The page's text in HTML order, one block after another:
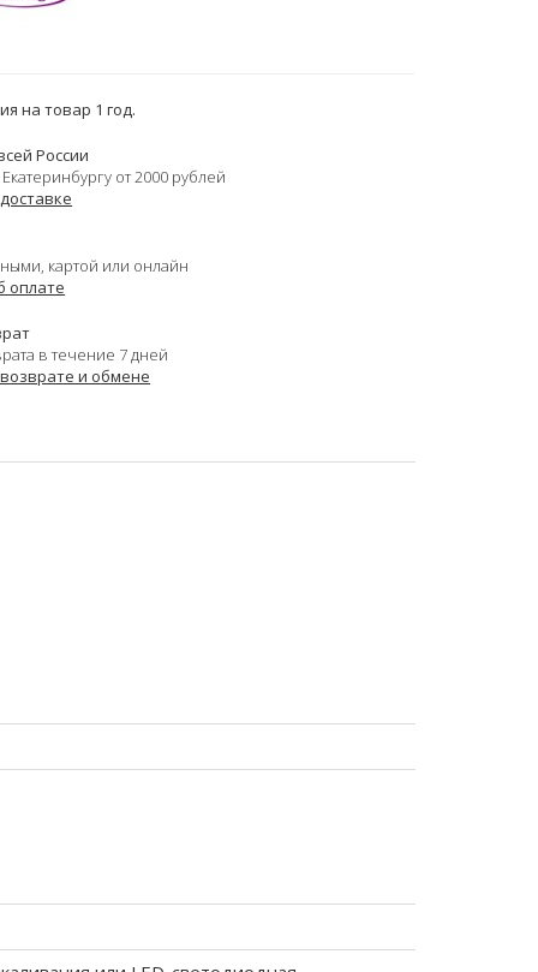
на товар 1 год.
России
от 2000 рублей
картой или онлайн
оплате
в течение 7 дней
и обмене